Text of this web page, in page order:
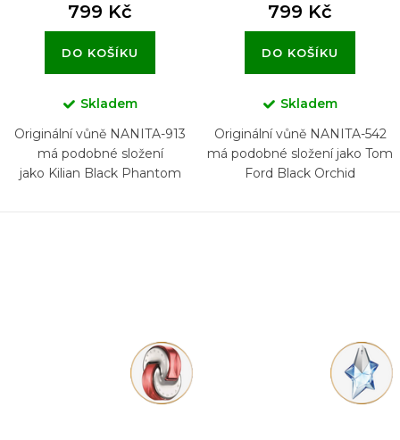
799 Kč
DO KOŠÍKU
Skladem
Originální vůně NANITA-913
má podobné složení
jako Kilian Black Phantom
799 Kč
DO KOŠÍKU
Skladem
Originální vůně NANITA-542
má podobné složení jako Tom
Ford Black Orchid